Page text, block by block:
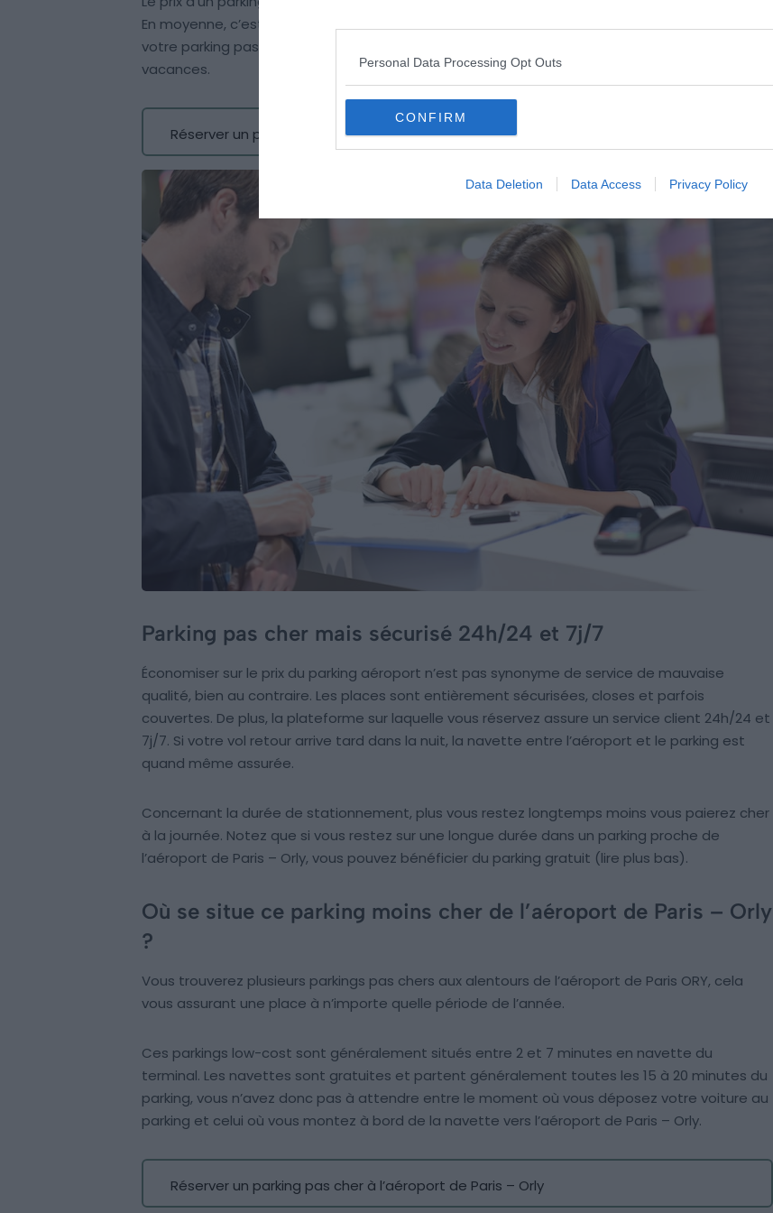
Personal Data Processing Opt Outs
CONFIRM
Data Deletion Data Access Privacy Policy
En moyenne, c’est entre 40% et 70% d’économies que vous ferez lors de la réservation de
votre parking pas cher à l’aéroport de Paris – Orly. Non négligeable quand vous partez en
vacances.
Réserver un parking pas cher à l’aéroport de Paris – Orly
Parking pas cher mais sécurisé 24h/24 et 7j/7
Économiser sur le prix du parking aéroport n’est pas synonyme de service de mauvaise
qualité, bien au contraire. Les places sont entièrement sécurisées, closes et parfois
couvertes. De plus, la plateforme sur laquelle vous réservez assure un service client 24h/24 et
7j/7. Si votre vol retour arrive tard dans la nuit, la navette entre l’aéroport et le parking est
quand même assurée.
Concernant la durée de stationnement, plus vous restez longtemps moins vous paierez cher
à la journée. Notez que si vous restez sur une longue durée dans un parking proche de
l’aéroport de Paris – Orly, vous pouvez bénéficier du parking gratuit (lire plus bas).
Où se situe ce parking moins cher de l’aéroport de Paris – Orly
?
Vous trouverez plusieurs parkings pas chers aux alentours de l’aéroport de Paris ORY, cela
vous assurant une place à n’importe quelle période de l’année.
Ces parkings low-cost sont généralement situés entre 2 et 7 minutes en navette du
terminal. Les navettes sont gratuites et partent généralement toutes les 15 à 20 minutes du
parking, vous n’avez donc pas à attendre entre le moment où vous déposez votre voiture au
parking et celui où vous montez à bord de la navette vers l’aéroport de Paris – Orly.
Réserver un parking pas cher à l’aéroport de Paris – Orly